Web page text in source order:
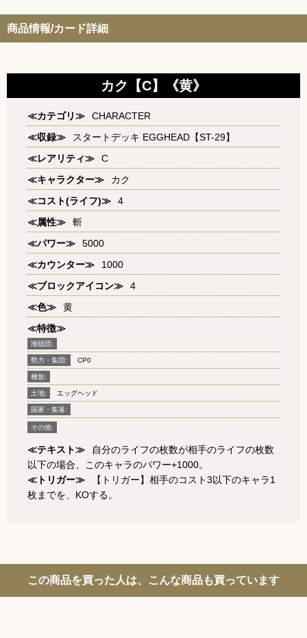
商品情報/カード詳細
カク【C】《黄》
≪カテゴリ≫
CHARACTER
≪収録≫
スタートデッキ EGGHEAD【ST-29】
≪レアリティ≫
C
≪キャラクター≫
カク
≪コスト(ライフ)≫
4
≪属性≫
斬
≪パワー≫
5000
≪カウンター≫
1000
≪ブロックアイコン≫
4
≪色≫
黄
≪特徴≫
海賊団:
勢力・集団: CP0
種族:
土地: エッグヘッド
国家・集落:
その他:
≪テキスト≫
自分のライフの枚数が相手のライフの枚数
以下の場合、このキャラのパワー+1000。
≪トリガー≫
【トリガー】相手のコスト3以下のキャラ1
枚までを、KOする。
この商品を買った人は、こんな商品も買っています